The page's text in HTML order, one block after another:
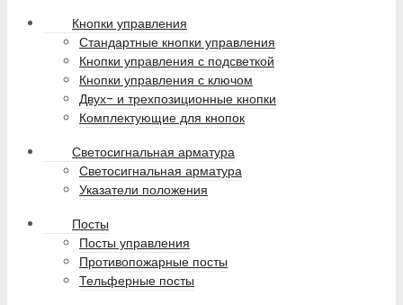
Кнопки управления
Стандартные кнопки управления
Кнопки управления с подсветкой
Кнопки управления с ключом
Двух- и трехпозиционные кнопки
Комплектующие для кнопок
Светосигнальная арматура
Светосигнальная арматура
Указатели положения
Посты
Посты управления
Противопожарные посты
Тельферные посты